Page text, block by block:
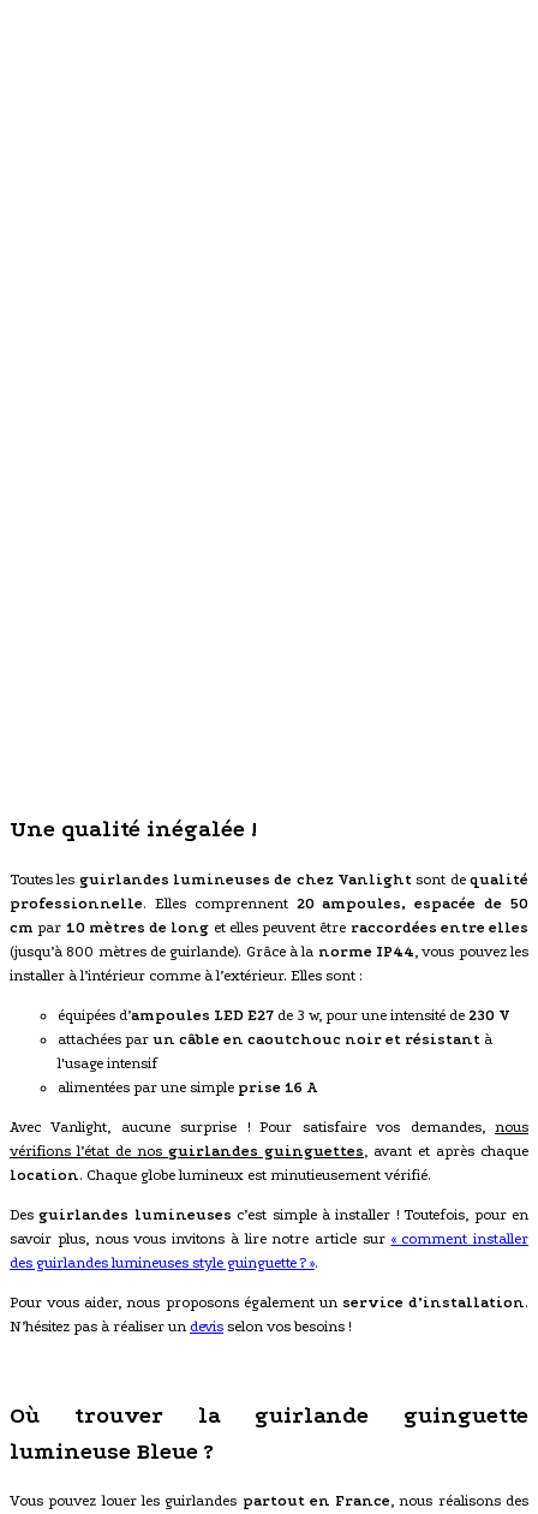
Une qualité inégalée !
Toutes les guirlandes lumineuses de chez Vanlightsont dequalité
professionnelle. Elles comprennent 20 ampoules, espacée de 50
cm par 10 mètres de long et elles peuvent être raccordées entre elles
(jusqu’à 800 mètres de guirlande). Grâce à la norme IP44 , vous pouvez les
installer à l’intérieur comme à l’extérieur. Elles sont :
équipées d’ampoules LED E27 de 3 w, pour une intensité de 230 V
attachées par un câble en caoutchouc noir et résistant à
l'usage intensif
alimentées par une simple prise 16 A
Avec Vanlight, aucune surprise ! Pour satisfaire vos demandes, nous
vérifions l’état de nos guirlandes guinguettes , avant et après chaque
location. Chaque globe lumineux est minutieusement vérifié.
Desguirlandes lumineuses c’est simple à installer ! Toutefois, pour en
savoir plus, nous vous invitons à lire notre article sur « comment installer
des guirlandes lumineuses style guinguette ? ».
Pour vous aider, nous proposons également un service d’installation.
N’hésitez pas à réaliser un devis selon vos besoins !
Où trouver la guirlande guinguette
lumineuse Bleue ?
Vous pouvez louer les guirlandes partout en France, nous réalisons des